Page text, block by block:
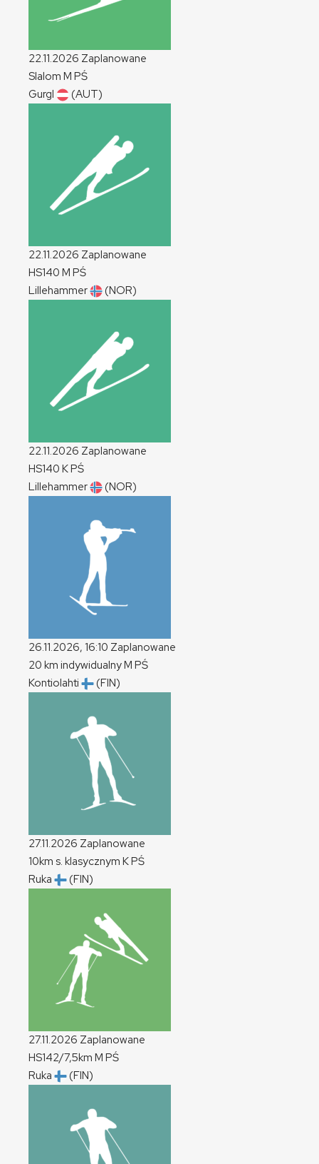
22.11.2026 Zaplanowane
Slalom M PŚ
Gurgl
(AUT)
22.11.2026 Zaplanowane
HS140 M PŚ
Lillehammer
(NOR)
22.11.2026 Zaplanowane
HS140 KPŚ
Lillehammer
(NOR)
26.11.2026, 16:10 Zaplanowane
20 km indywidualnyM PŚ
Kontiolahti
(FIN)
27.11.2026 Zaplanowane
10km s. klasycznym KPŚ
Ruka
(FIN)
27.11.2026 Zaplanowane
HS142/7,5km M PŚ
Ruka
(FIN)